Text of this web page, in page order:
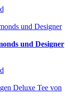
und Designer